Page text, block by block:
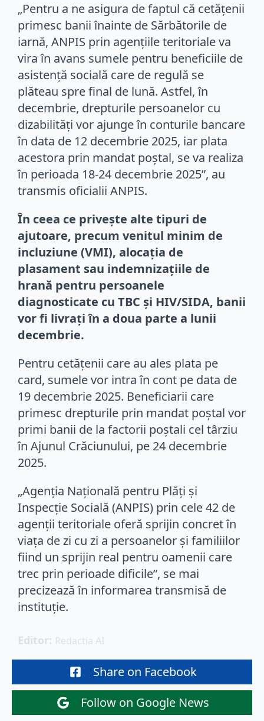
„Pentru a ne asigura de faptul că cetățenii
primesc banii înainte de Sărbătorile de
iarnă, ANPIS prin agențiile teritoriale va
vira în avans sumele pentru beneficiile de
asistență socială care de regulă se
plăteau spre final de lună. Astfel, în
decembrie, drepturile persoanelor cu
dizabilități vor ajunge în conturile bancare
în data de 12 decembrie 2025, iar plata
acestora prin mandat poștal, se va realiza
în perioada 18-24 decembrie 2025”, au
transmis oficialii ANPIS.
În ceea ce privește alte tipuri de
ajutoare, precum venitul minim de
incluziune (VMI), alocația de
plasament sau indemnizațiile de
hrană pentru persoanele
diagnosticate cu TBC și HIV/SIDA, banii
vor fi livrați în a doua parte a lunii
decembrie.
Pentru cetățenii care au ales plata pe
card, sumele vor intra în cont pe data de
19 decembrie 2025. Beneficiarii care
primesc drepturile prin mandat poștal vor
primi banii de la factorii poștali cel târziu
în Ajunul Crăciunului, pe 24 decembrie
2025.
„Agenția Națională pentru Plăți și
Inspecție Socială (ANPIS) prin cele 42 de
agenții teritoriale oferă sprijin concret în
viața de zi cu zi a persoanelor și familiilor
fiind un sprijin real pentru oamenii care
trec prin perioade dificile”, se mai
precizează în informarea transmisă de
instituție.
Editor: Redactia AI
Share on Facebook
Follow on Google News